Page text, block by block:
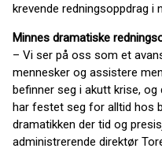
krevende redningsoppdrag i
Minnes dramatiske
– Vi ser på oss som et
mennesker og assistere
befinner seg i akutt krise,
har festet seg for alltid hos
dramatikken der tid og
administrerende direktør